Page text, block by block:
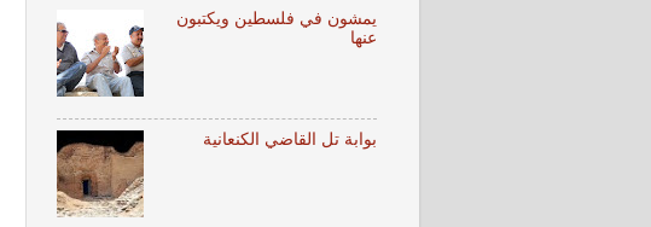
يمشون في فلسطين ويكتبون
عنها
بوابة تل القاضي الكنعانية